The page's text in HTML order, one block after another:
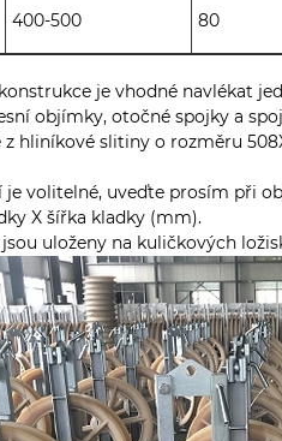
400-500 80
je vhodné navlékat
objímky, otočné spojky a
z hliníkové slitiny o rozměru
je volitelné, uveďte prosím při
X šířka kladky (mm).
uloženy na kuličkových